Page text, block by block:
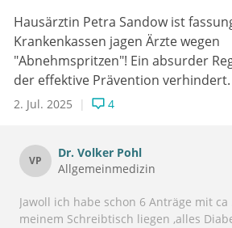
Hausärztin Petra Sandow ist
Krankenkassen jagen Ärzte wegen
"Abnehmspritzen"! Ein absurder
der effektive Prävention verhindert.
2. Jul. 2025 4
VP Dr. Volker Pohl
Allgemeinmedizin
Jawoll ich habe schon 6 Anträge mit ca
meinem Schreibtisch liegen ,alles